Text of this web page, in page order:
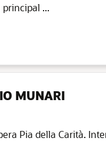
...
MUNARI
Pia della Carità.